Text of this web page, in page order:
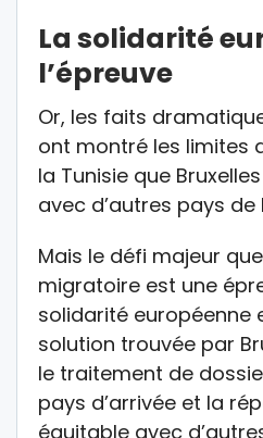
La solidarité
l’épreuve
Or, les faits
ont montré les limites
la Tunisie que
avec d’autres pays de
Mais le défi majeur
migratoire est une
solidarité européenne
solution trouvée par
le traitement de
pays d’arrivée et la
équitable avec